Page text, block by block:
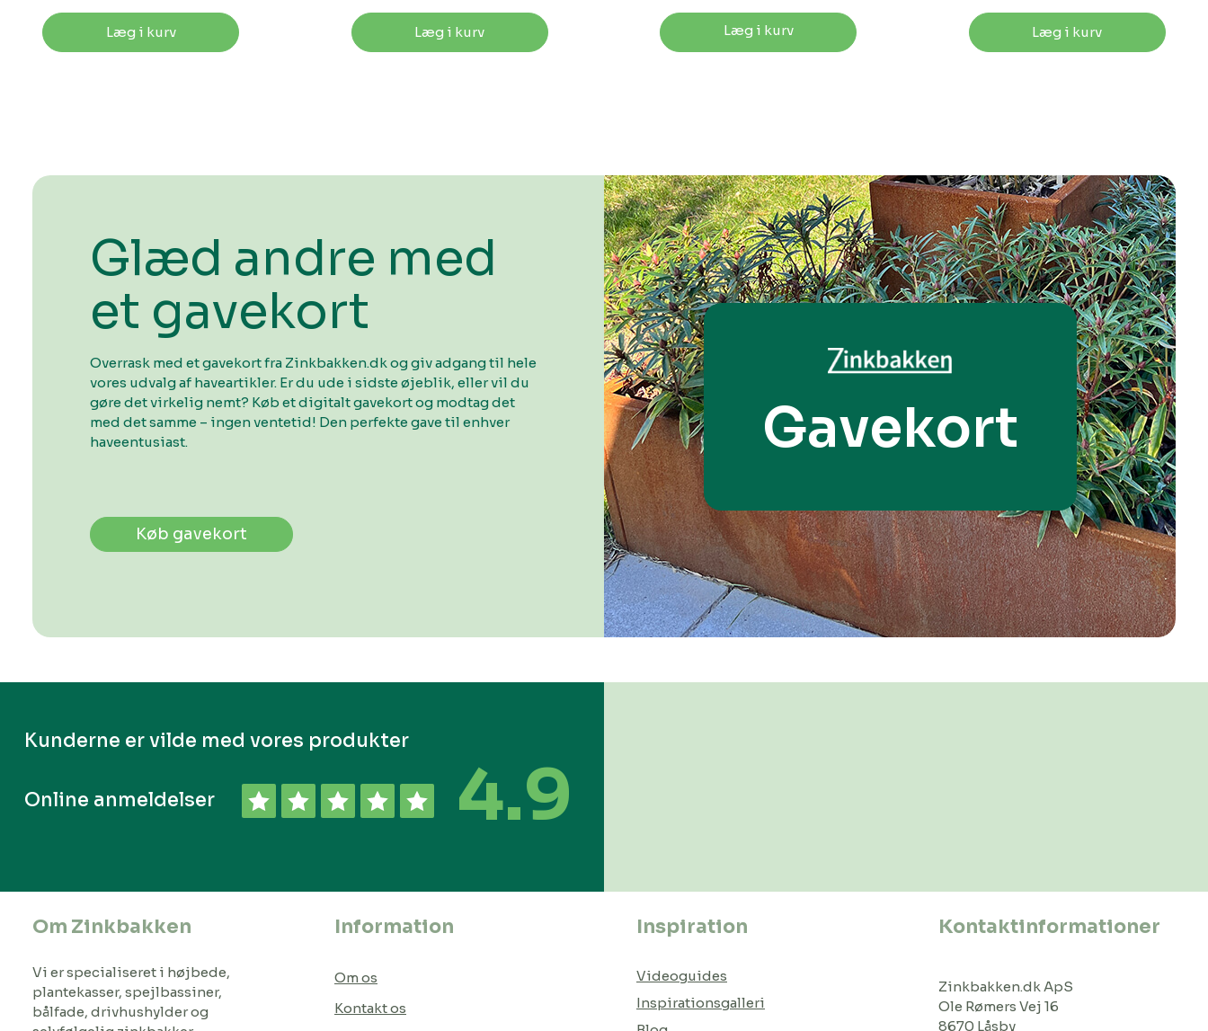
Læg i kurv Læg i kurv Læg i kurv Læg i kurv
Glæd andre med
et gavekort
Overrask med et gavekort fra Zinkbakken.dk og giv adgang til hele
vores udvalg af haveartikler. Er du ude i sidste øjeblik, eller vil du
gøre det virkelig nemt? Køb et digitalt gavekort og modtag det
med det samme – ingen ventetid! Den perfekte gave til enhver
haveentusiast.
Køb gavekort
Gavekort
Kunderne er vilde med vores produkter
Online anmeldelser 4.9
Om Zinkbakken
Vi er specialiseret i højbede,
plantekasser, spejlbassiner,
bålfade, drivhushylder og
Information
Om os
Kontakt os
Inspiration
Videoguides
Inspirationsgalleri
Kontaktinformationer
Zinkbakken.dk ApS
Ole Rømers Vej 16
8670 Låsby